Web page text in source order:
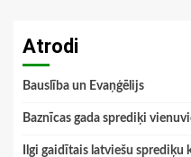
Atrodi
Bauslība un Evaņģēlijs
Baznīcas gada sprediķi
Ilgi gaidītais latviešu sprediķu